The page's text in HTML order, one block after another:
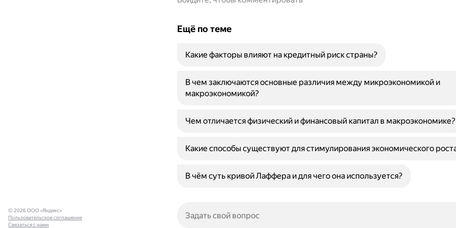
Ещё по теме
Какие факторы влияют на кредитный риск страны?
В чем заключаются основные различия между микроэкономикой и
макроэкономикой?
Чем отличается физический и финансовый капитал в макроэкономике?
Какие способы существуют для стимулирования экономического
В чём суть кривой Лаффера и для чего она используется?
© 2026 ООО «Яндекс»
Пользовательское соглашение
Связаться с нами